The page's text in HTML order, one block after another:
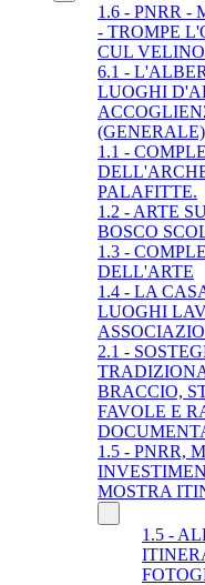
1.6 - PNRR -
- TROMPE
CUL VELINO
6.1 -
LUOGHI
(GENERALE)
1.1 -
PALAFITTE.
1.2 - ARTE
BOSCO
1.3 -
DELL'ARTE
1.4 - LA
LUOGHI
2.1 -
BRACCIO,
FAVOLE E
1.5 - PNRR,
MOSTRA
1.5 -